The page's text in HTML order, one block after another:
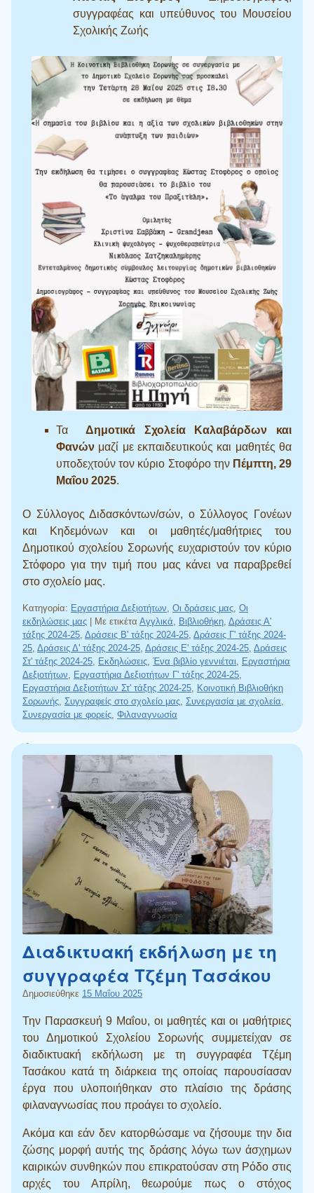
συγγραφέας και υπεύθυνος του Μουσείου
Σχολικής Ζωής
ΤαΔημοτικά Σχολεία Καλαβάρδων και
Φανών μαζί με εκπαιδευτικούς και μαθητές θα
υποδεχτούν τον κύριο Στοφόρο την Πέμπτη, 29
Μαΐου 2025.
Ο Σύλλογος Διδασκόντων/σών, ο Σύλλογος Γονέων
και Κηδεμόνων και οι μαθητές/μαθήτριες του
Δημοτικού σχολείου Σορωνής ευχαριστούν τον κύριο
Στόφορο για την τιμή που μας κάνει να παραβρεθεί
στο σχολείο μας.
Κατηγορία: Εργαστήρια Δεξιοτήτων Οι δράσεις μας Οι
εκδηλώσεις μας | Με ετικέτα Αγγλικά Βιβλιοθήκη Δράσεις Α'
τάξης 2024-25 Δράσεις Β' τάξης 2024-25 Δράσεις Γ' τάξης 2024-
25 Δράσεις Δ' τάξης 2024-25 Δράσεις Ε' τάξης 2024-25 Δράσεις
Στ' τάξης 2024-25 Εκδηλώσεις Ένα βιβλίο γεννιέται
Εργαστήρια
Δεξιοτήτων
Εργαστήρια Δεξιοτήτων Γ' τάξης 2024-25
Εργαστήρια Δεξιοτήτων Στ' τάξης 2024-25 Κοινοτική Βιβλιοθήκη
Σορωνής Συγγραφείς στο σχολείο μας Συνεργασία με σχολεία
Συνεργασία με φορείς Φιλαναγνωσία
Διαδικτυακή εκδήλωση με τη
συγγραφέα Τζέμη Τασάκου
Δημοσιεύθηκε 15 Μαΐου 2025
Την Παρασκευή 9 Μαΐου, οι μαθητές και οι μαθήτριες
του Δημοτικού Σχολείου Σορωνής συμμετείχαν σε
διαδικτυακή εκδήλωση με τη συγγραφέα Τζέμη
Τασάκου κατά τη διάρκεια της οποίας παρουσίασαν
έργα που υλοποιήθηκαν στο πλαίσιο της δράσης
φιλαναγνωσίας που προάγει το σχολείο.
Ακόμα και εάν δεν κατορθώσαμε να ζήσουμε την δια
ζώσης μορφή αυτής της δράσης λόγω των άσχημων
καιρικών συνθηκών που επικρατούσαν στη Ρόδο στις
αρχές του Απρίλη, θεωρούμε πως ο στόχος